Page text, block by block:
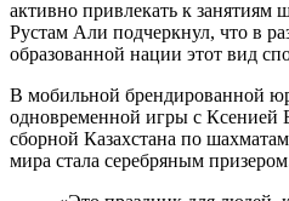
активно привлекать к занятиям
Рустам Али подчеркнул, что в
образованной нации этот вид
В мобильной брендированной
одновременной игры с Ксенией
сборной Казахстана по
мира стала серебряным